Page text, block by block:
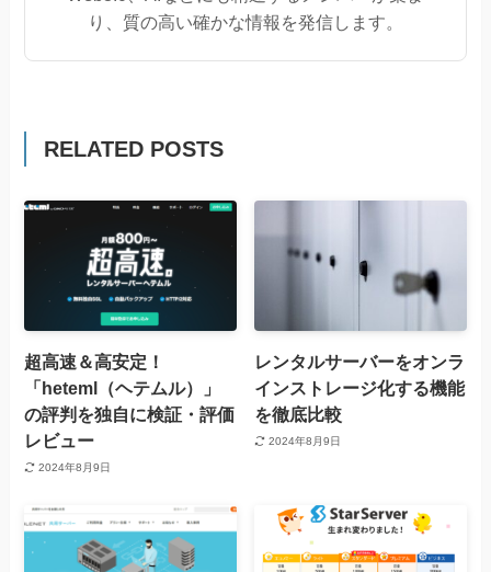
り、質の高い確かな情報を発信します。
RELATED POSTS
超高速＆高安定！
「heteml（ヘテムル）」
の評判を独自に検証・評価
レビュー
2024年8月9日
レンタルサーバーをオンラ
インストレージ化する機能
を徹底比較
2024年8月9日